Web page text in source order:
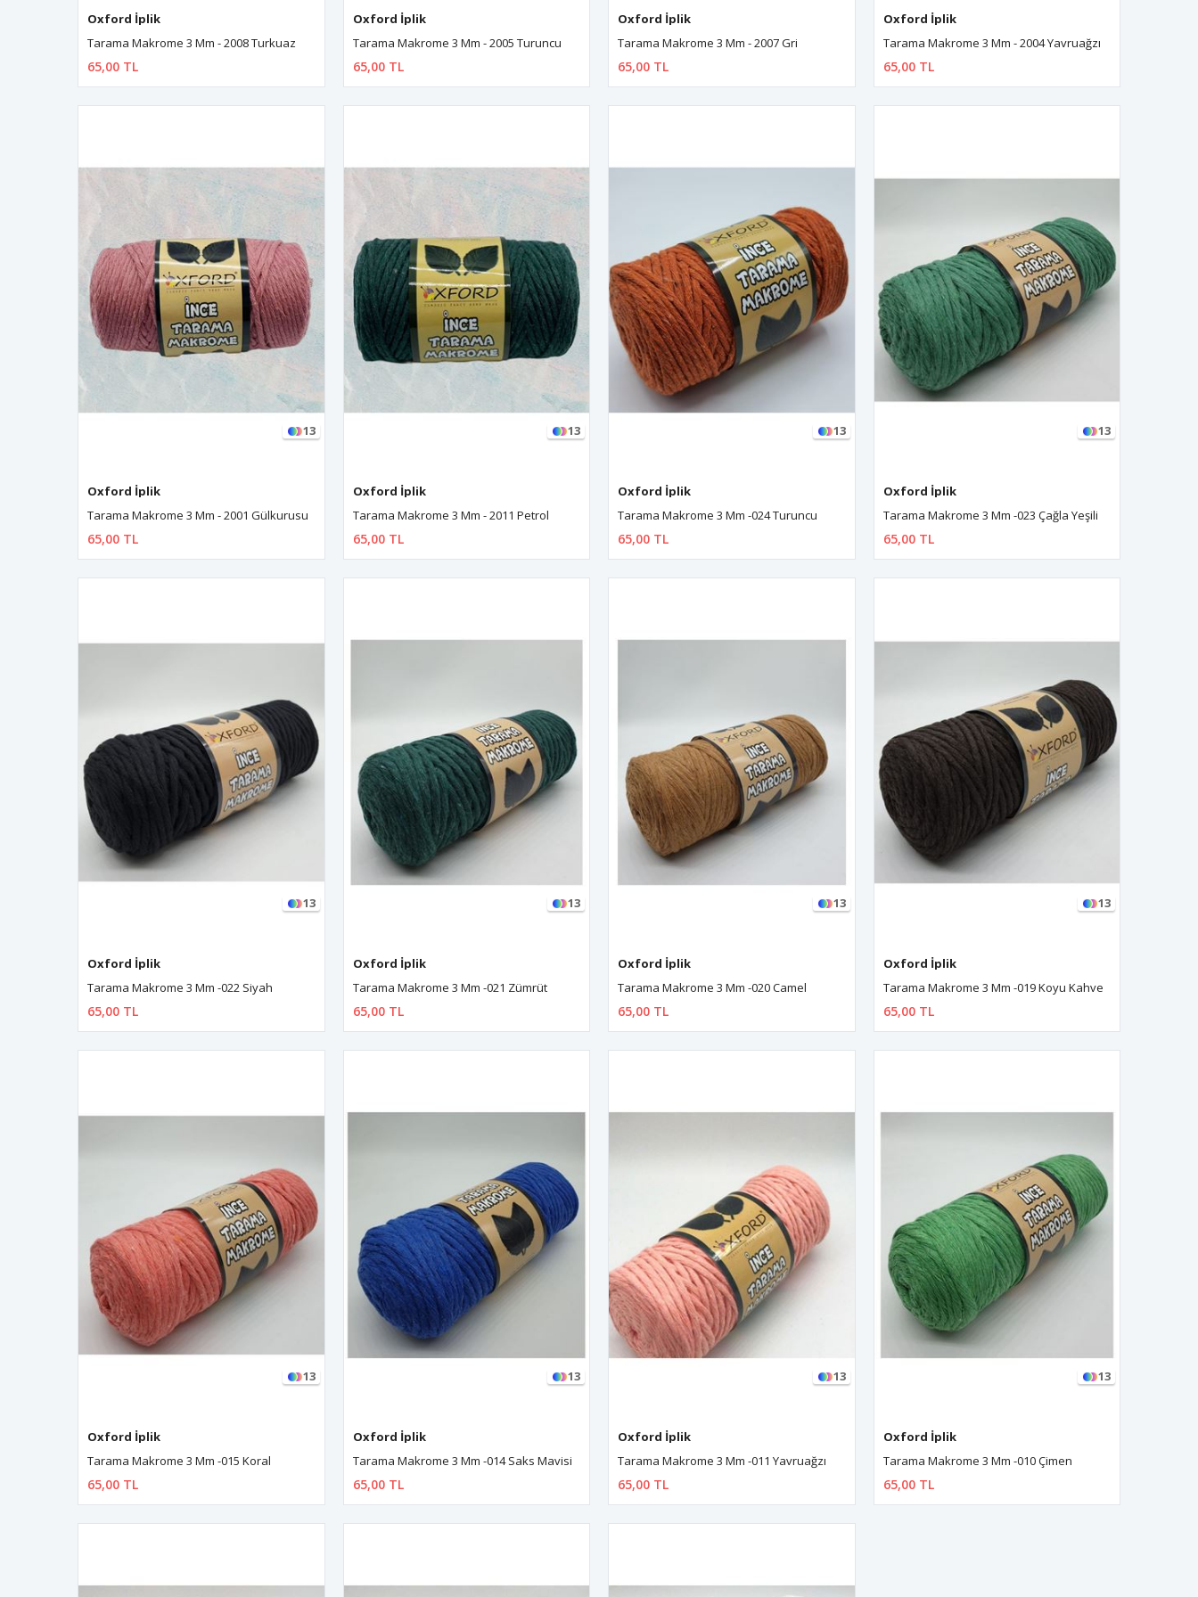
Oxford İplik
Tarama Makrome 3 Mm - 2008 Turkuaz
65,00 TL
Oxford İplik
Tarama Makrome 3 Mm - 2005 Turuncu
65,00 TL
Oxford İplik
Tarama Makrome 3 Mm - 2007 Gri
65,00 TL
Oxford İplik
Tarama Makrome 3 Mm - 2004 Yavruağzı
65,00 TL
13
Oxford İplik
Tarama Makrome 3 Mm - 2001 Gülkurusu
65,00 TL
13
Oxford İplik
Tarama Makrome 3 Mm - 2011 Petrol
65,00 TL
13
Oxford İplik
Tarama Makrome 3 Mm -024 Turuncu
65,00 TL
13
Oxford İplik
Tarama Makrome 3 Mm -023 Çağla Yeşili
65,00 TL
13
Oxford İplik
Tarama Makrome 3 Mm -022 Siyah
65,00 TL
13
Oxford İplik
Tarama Makrome 3 Mm -021 Zümrüt
65,00 TL
13
Oxford İplik
Tarama Makrome 3 Mm -020 Camel
65,00 TL
13
Oxford İplik
Tarama Makrome 3 Mm -019 Koyu Kahve
65,00 TL
13
Oxford İplik
Tarama Makrome 3 Mm -015 Koral
65,00 TL
13
Oxford İplik
Tarama Makrome 3 Mm -014 Saks Mavisi
65,00 TL
13
Oxford İplik
Tarama Makrome 3 Mm -011 Yavruağzı
65,00 TL
13
Oxford İplik
Tarama Makrome 3 Mm -010 Çimen
65,00 TL